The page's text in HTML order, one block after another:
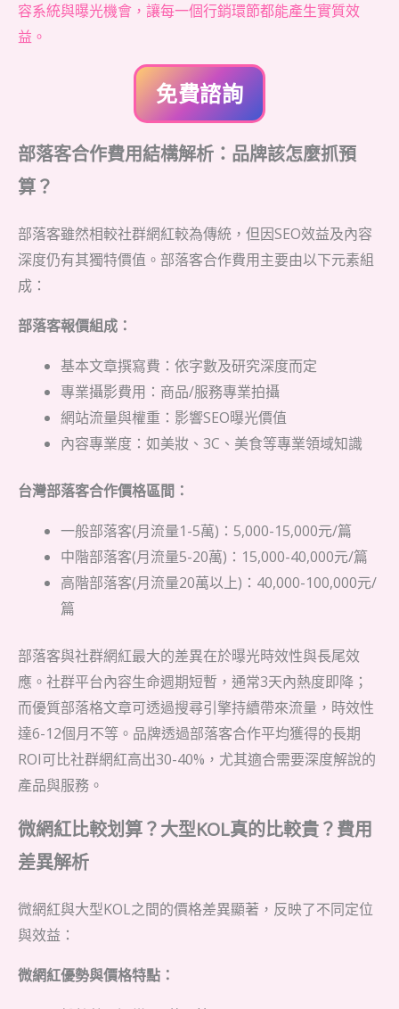
容系統與曝光機會，讓每一個行銷環節都能產生實質效
益。
免費諮詢
部落客合作費用結構解析：品牌該怎麼抓預
算？
部落客雖然相較社群網紅較為傳統，但因SEO效益及內容
深度仍有其獨特價值。部落客合作費用主要由以下元素組
成：
部落客報價組成：
基本文章撰寫費：依字數及研究深度而定
專業攝影費用：商品/服務專業拍攝
網站流量與權重：影響SEO曝光價值
內容專業度：如美妝、3C、美食等專業領域知識
台灣部落客合作價格區間：
一般部落客(月流量1-5萬)：5,000-15,000元/篇
中階部落客(月流量5-20萬)：15,000-40,000元/篇
高階部落客(月流量20萬以上)：40,000-100,000元/
篇
部落客與社群網紅最大的差異在於曝光時效性與長尾效
應。社群平台內容生命週期短暫，通常3天內熱度即降；
而優質部落格文章可透過搜尋引擎持續帶來流量，時效性
達6-12個月不等。品牌透過部落客合作平均獲得的長期
ROI可比社群網紅高出30-40%，尤其適合需要深度解說的
產品與服務。
微網紅比較划算？大型KOL真的比較貴？費用
差異解析
微網紅與大型KOL之間的價格差異顯著，反映了不同定位
與效益：
微網紅優勢與價格特點：